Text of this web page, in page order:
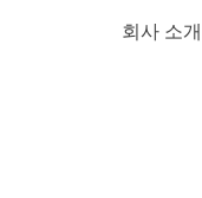
회사 소개